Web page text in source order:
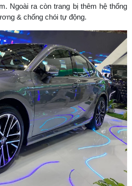
Ngoài ra còn trang bị thêm hệ thống
& chống chói tự động.